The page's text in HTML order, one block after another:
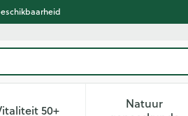
50+
Natuur